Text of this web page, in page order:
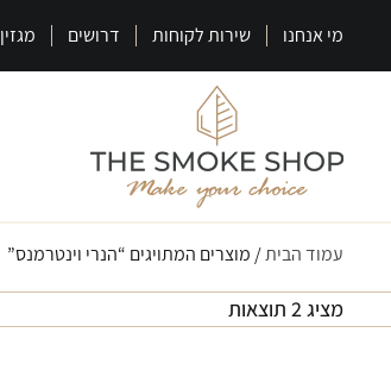
מי אנחנו שירות לקוחות דרושים מגזין
עמוד הבית/ מוצרים המתויגים “הנרי וינטרמנס”
מציג 2 תוצאות